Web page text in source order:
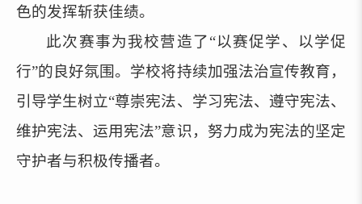
色的发挥斩获佳绩。
此次赛事为我校营造了“以赛促学、以学促
行”的良好氛围。学校将持续加强法治宣传教育，
引导学生树立“尊崇宪法、学习宪法、遵守宪法、
维护宪法、运用宪法”意识，努力成为宪法的坚定
守护者与积极传播者。